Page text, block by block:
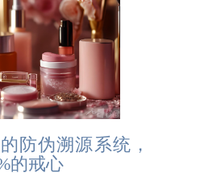
防伪溯源系统，
的戒心